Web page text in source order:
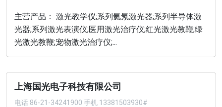
主营产品： 激光教学仪;系列氦氖激光器;系列半导体激
光器;系列激光表演仪;医用激光治疗仪;红光激光教鞭;绿
光激光教鞭;宠物激光治疗仪;...
上海国光电子科技有限公司
电话 86-21-34241900 手机 13381503930#